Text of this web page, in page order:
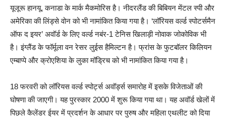
यूजूरू हानयू, कनाडा के मार्क मैकमोरिस है। नीदरलैंड की बिबियन मेंटल स्पी और
अमेरिका की लिंड्से वोन को भी नामांकित किया गया है। ‘लॉरियस वर्ल्ड स्पोटर्समैन
ऑफ द इयर’ अवॉर्ड के लिए वर्ल्ड नबंर-1 टेनिस खिलाड़ी नोवाक जोकोविक भी
है। इंग्लैंड के फॉर्मूला वन रेसर लुईस हैमिल्टन है। फ्रांस के फुटबॉलर किलियन
एम्बाप्पे और क्रोएशिया के लुका मॉड्रिच को भी नामांकित किया गया है।
18 फरवरी को लॉरियस वर्ल्ड स्पोर्ट्स अवॉर्ड्स समारोह में इसके विजेताओं की
घोषणा की जाएगी। यह पुरस्कार 2000 में शुरू किया गया था। यह अवॉर्ड खेलों में
पिछले कैलेंडर ईयर में प्रदर्शन के आधार पर पुरुष और महिला एथलीट को दिया